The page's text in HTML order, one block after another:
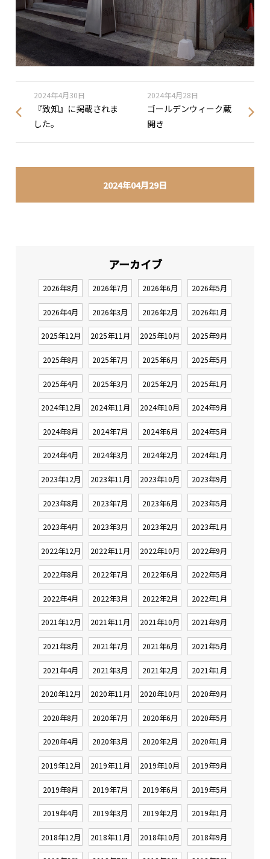
2024年04月29日
2024年4月30日
『致知』に掲載されま
した。
2024年4月28日
ゴールデンウィーク蔵
開き
アーカイブ
2026年8月 2026年7月 2026年6月 2026年5月
2026年4月 2026年3月 2026年2月 2026年1月
2025年12月 2025年11月 2025年10月 2025年9月
2025年8月 2025年7月 2025年6月 2025年5月
2025年4月 2025年3月 2025年2月 2025年1月
2024年12月 2024年11月 2024年10月 2024年9月
2024年8月 2024年7月 2024年6月 2024年5月
2024年4月 2024年3月 2024年2月 2024年1月
2023年12月 2023年11月 2023年10月 2023年9月
2023年8月 2023年7月 2023年6月 2023年5月
2023年4月 2023年3月 2023年2月 2023年1月
2022年12月 2022年11月 2022年10月 2022年9月
2022年8月 2022年7月 2022年6月 2022年5月
2022年4月 2022年3月 2022年2月 2022年1月
2021年12月 2021年11月 2021年10月 2021年9月
2021年8月 2021年7月 2021年6月 2021年5月
2021年4月 2021年3月 2021年2月 2021年1月
2020年12月 2020年11月 2020年10月 2020年9月
2020年8月 2020年7月 2020年6月 2020年5月
2020年4月 2020年3月 2020年2月 2020年1月
2019年12月 2019年11月 2019年10月 2019年9月
2019年8月 2019年7月 2019年6月 2019年5月
2019年4月 2019年3月 2019年2月 2019年1月
2018年12月 2018年11月 2018年10月 2018年9月